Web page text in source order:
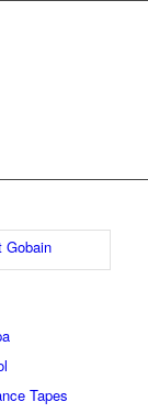
Gobain
Tapes